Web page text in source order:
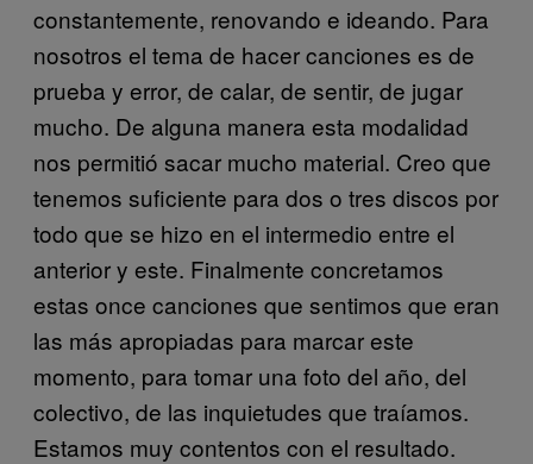
constantemente, renovando e ideando. Para
nosotros el tema de hacer canciones es de
prueba y error, de calar, de sentir, de jugar
mucho. De alguna manera esta modalidad
nos permitió sacar mucho material. Creo que
tenemos suficiente para dos o tres discos por
todo que se hizo en el intermedio entre el
anterior y este. Finalmente concretamos
estas once canciones que sentimos que eran
las más apropiadas para marcar este
momento, para tomar una foto del año, del
colectivo, de las inquietudes que traíamos.
Estamos muy contentos con el resultado.